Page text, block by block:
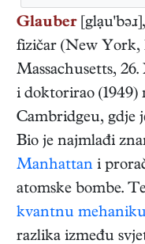
Glauber [glạu'bəɹ],
fizičar (New York,
Massachusetts, 26.
i doktorirao
Cambridgeu, gdje
Bio je najmlađi
Manhattan i
atomske bombe.
kvantnu mehaniku
razlika između